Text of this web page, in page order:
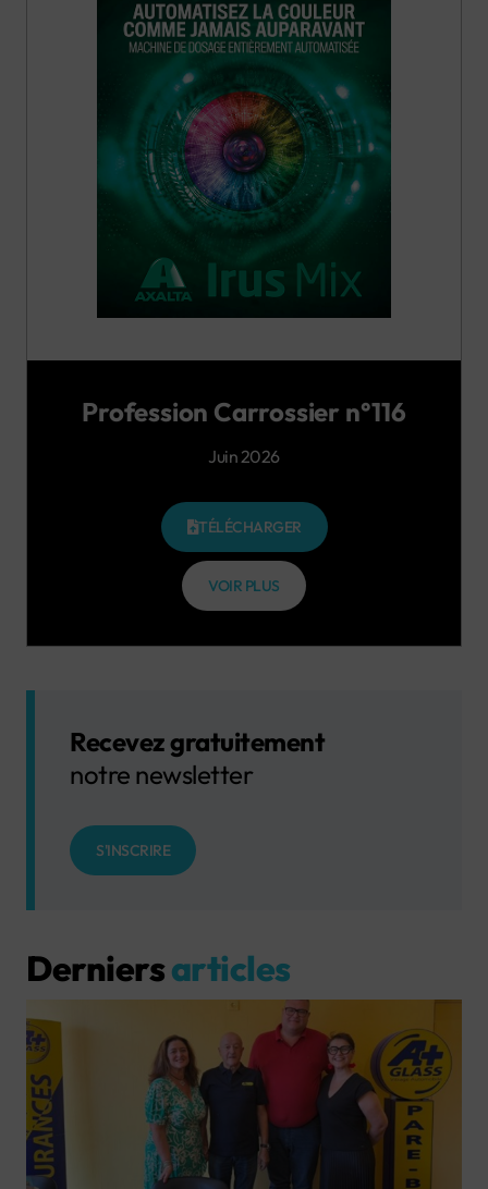
Profession Carrossier n°116
Juin 2026
TÉLÉCHARGER
VOIR PLUS
Recevez gratuitement
notre newsletter
S'INSCRIRE
Derniersarticles